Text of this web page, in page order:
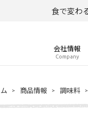
食で変わ
会社情報
Company
商品情報 調味料